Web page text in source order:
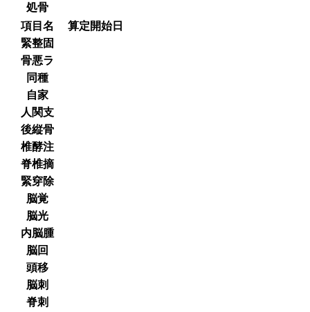
処骨
項目名
算定開始日
緊整固
骨悪ラ
同種
自家
人関支
後縦骨
椎酵注
脊椎摘
緊穿除
脳覚
脳光
内脳腫
脳回
頭移
脳刺
脊刺